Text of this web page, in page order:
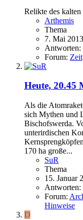
Relikte des
Arthemis
Thema
7. Mai 2013
Antworten:
Forum:
Heute, 20.45
Als die
sich Mythen und
Bischofswerda.
unterirdischen
170 ha große...
SuR
Thema
15. Januar
Antworten:
Forum:
Hinweise
D